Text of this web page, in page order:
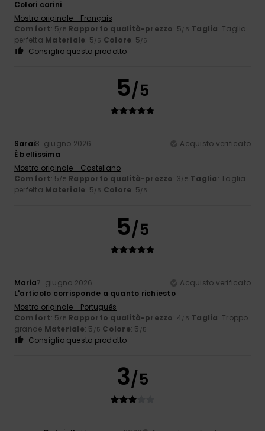
Colori carini
Mostra originale - Français
Comfort: 5/5 Rapporto qualità-prezzo: 5/5 Taglia: Taglia
perfetta Materiale: 5/5 Colore: 5/5
Consiglio questo prodotto
5/5
Sarai8. giugno 2026
Acquisto verificato
È bellissima
Mostra originale - Castellano
Comfort: 5/5 Rapporto qualità-prezzo: 3/5 Taglia: Taglia
perfetta Materiale: 5/5 Colore: 5/5
5/5
Maria7. giugno 2026
Acquisto verificato
L'articolo corrisponde a quanto richiesto
Mostra originale - Português
Comfort: 5/5 Rapporto qualità-prezzo: 4/5 Taglia: Troppo
grande Materiale: 5 /5 Colore: 5 /5
Consiglio questo prodotto
3/5